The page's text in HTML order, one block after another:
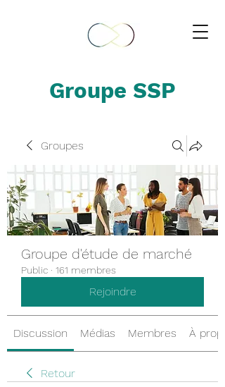
Groupe SSP
Groupes
Groupe d'étude de marché
Public · 161 membres
Rejoindre
Discussion Médias Membres À
Retour